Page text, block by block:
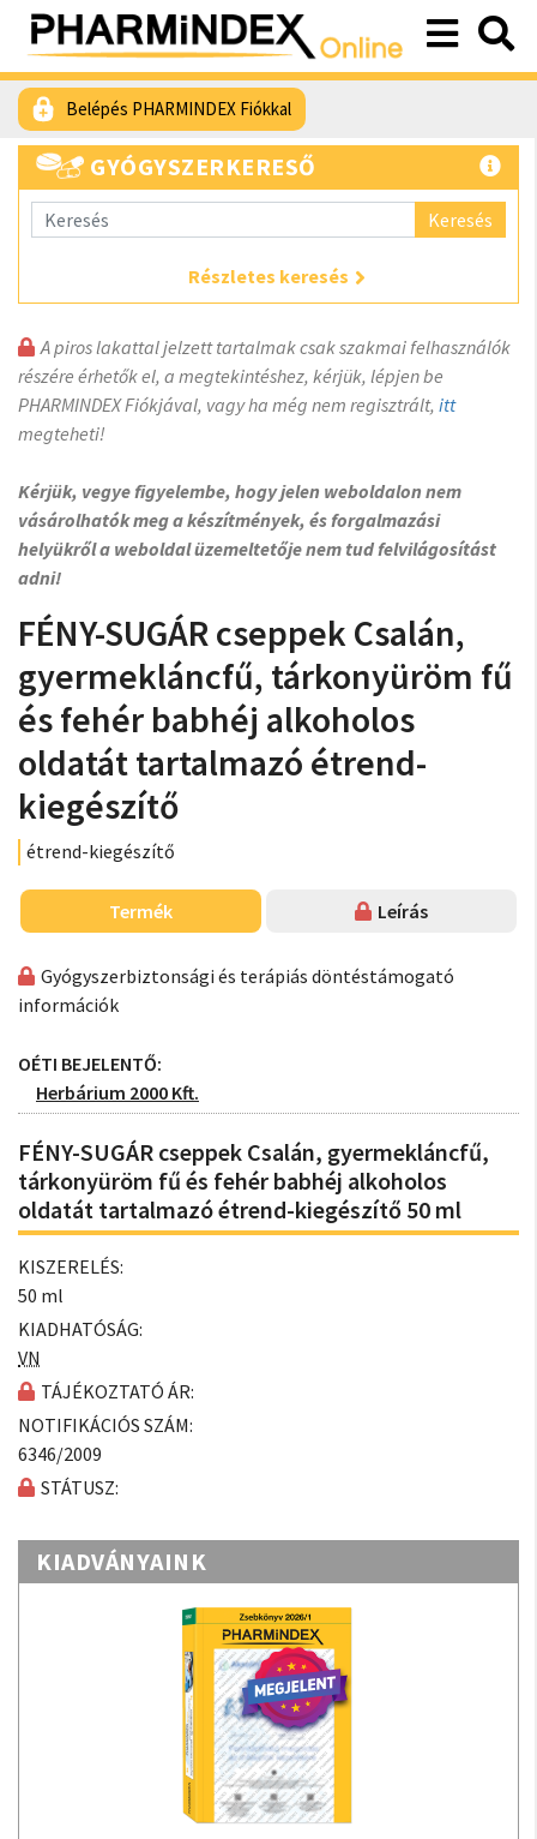
Belépés PHARMINDEX Fiókkal
GYÓGYSZERKERESŐ
Keresés
Részletes keresés
A piros lakattal jelzett tartalmak csak szakmai felhasználók
részére érhetők el, a megtekintéshez, kérjük, lépjen be
PHARMINDEX Fiókjával, vagy ha még nem regisztrált, itt
megteheti!
Kérjük, vegye figyelembe, hogy jelen weboldalon nem
vásárolhatók meg a készítmények, és forgalmazási
helyükről a weboldal üzemeltetője nem tud felvilágosítást
adni!
FÉNY-SUGÁR cseppek Csalán,
gyermekláncfű, tárkonyüröm fű
és fehér babhéj alkoholos
oldatát tartalmazó étrend-
kiegészítő
étrend-kiegészítő
Termék Leírás
Gyógyszerbiztonsági és terápiás döntéstámogató
információk
OÉTI BEJELENTŐ:
Herbárium 2000 Kft.
FÉNY-SUGÁR cseppek Csalán, gyermekláncfű,
tárkonyüröm fű és fehér babhéj alkoholos
oldatát tartalmazó étrend-kiegészítő 50 ml
KISZERELÉS:
50 ml
KIADHATÓSÁG:
VN
TÁJÉKOZTATÓ ÁR:
NOTIFIKÁCIÓS SZÁM:
6346/2009
STÁTUSZ:
KIADVÁNYAINK